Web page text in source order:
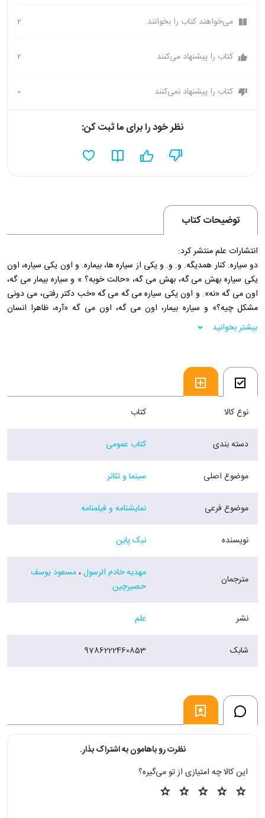
می‌خواهند کتاب را بخوانند. 2
کتاب را پیشنهاد می‌کنند 2
کتاب را پیشنهاد نمی‌کنند 0
نظر خود را برای ما ثبت کن:
توضیحات کتاب
انتشارات علم منتشر کرد:
دو سیاره. کنار همدیگه. و. و. و یکی از سیاره ها، بیماره. و اون یکی سیاره، اون
یکی سیاره بهش می گه، بهش می گه، «حالت خوبه؟ » و سیاره بیمار می گه،
اون می گه «نه». و اون یکی سیاره می گه می گه «خب دکتر رفتی، می دونی
مشکل چیه؟» و سیاره بیمار، اون می گه، اون می گه «آره، ظاهرا انسان
خردمند دارم». اون یکی سیاره می گه «وای نه». سیاره بیمار می گه «می
دونم. می دونم. دست رو دلم نذار». اون یکی سیاره می گه «اما، اما. شنیدم
فروشگاه اینترنتی 30بوک
بیشتر بخوانید
نوع کالا کتاب
دسته بندی کتاب عمومی
موضوع اصلی سینما و تئاتر
موضوع فرعی نمایشنامه و فیلمنامه
نویسنده نیک پاین
مترجمان مهدیه خادم الرسول،مسعود یوسف
حصیرچین
نشر علم
شابک 9786222460853
نظرت رو باهامون به اشتراک بذار.
این کالا چه امتیازی از تو می‌گیره؟